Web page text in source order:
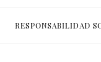
RESPONSABILIDAD